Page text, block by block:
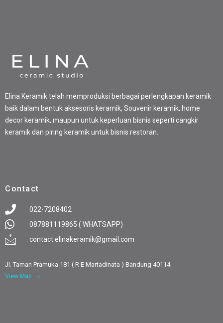
Elina Keramik telah memproduksi berbagai perlengkapan keramik
baik dalam bentuk aksesoris keramik, Souvenir keramik, home
decor keramik, maupun untuk keperluan bisnis seperti cangkir
keramik dan piring keramik untuk bisnis restoran.
Contact
022-7208402
087881119865 ( WHATSAPP)
contact.elinakeramik@gmail.com
Jl. Taman Pramuka 181 ( R E Martadinata ) Bandung 40114
View Map